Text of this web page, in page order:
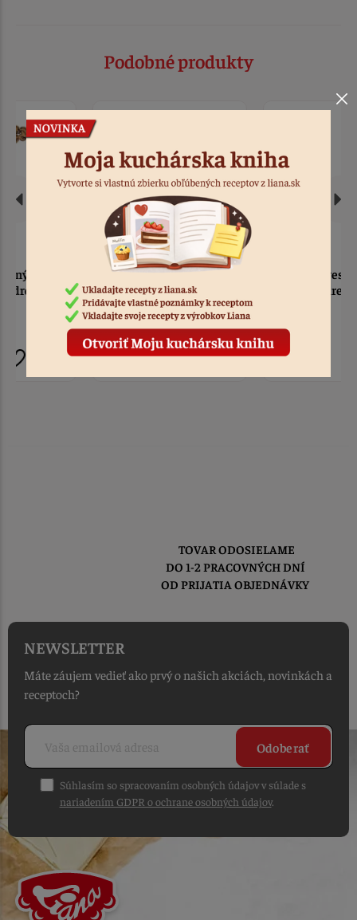
Podobné produkty
Zápich Svadobný pár s
prstienkami drevo
Kód: 5195
Zápich nevesta v náručí
4 ks
3,00 €
TOVAR ODOSIELAME
DO 1-2 PRACOVNÝCH DNÍ
OD PRIJATIA OBJEDNÁVKY
NEWSLETTER
Máte záujem vedieť ako prvý o našich akciách, novinkách a
receptoch?
Odoberať
Súhlasím so spracovaním osobných údajov v súlade s
nariadením GDPR o ochrane osobných údajov.